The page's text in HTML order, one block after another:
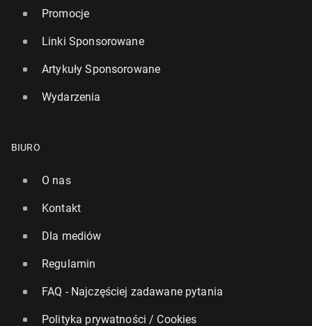
Promocje
Linki Sponsorowane
Artykuły Sponsorowane
Wydarzenia
BIURO
O nas
Kontakt
Dla mediów
Regulamin
FAQ - Najczęściej zadawane pytania
Polityka prywatności / Cookies